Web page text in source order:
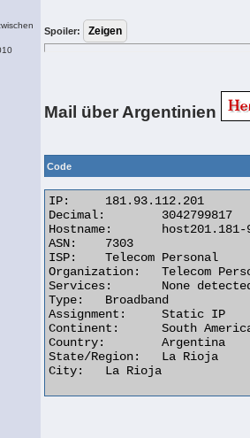
Spoiler:
Mail über Argentinien
Code
IP:	181.93.112.201
Decimal:	3042799817
Hostname:	host201.181-93-112.telecom.net.ar
ASN:	7303
ISP:	Telecom Personal
Organization:	Telecom Personal
Services:	None detected
Type:	Broadband
Assignment:	Static IP
Continent:	South America
Country:	Argentina
State/Region:	La Rioja
City:	La Rioja